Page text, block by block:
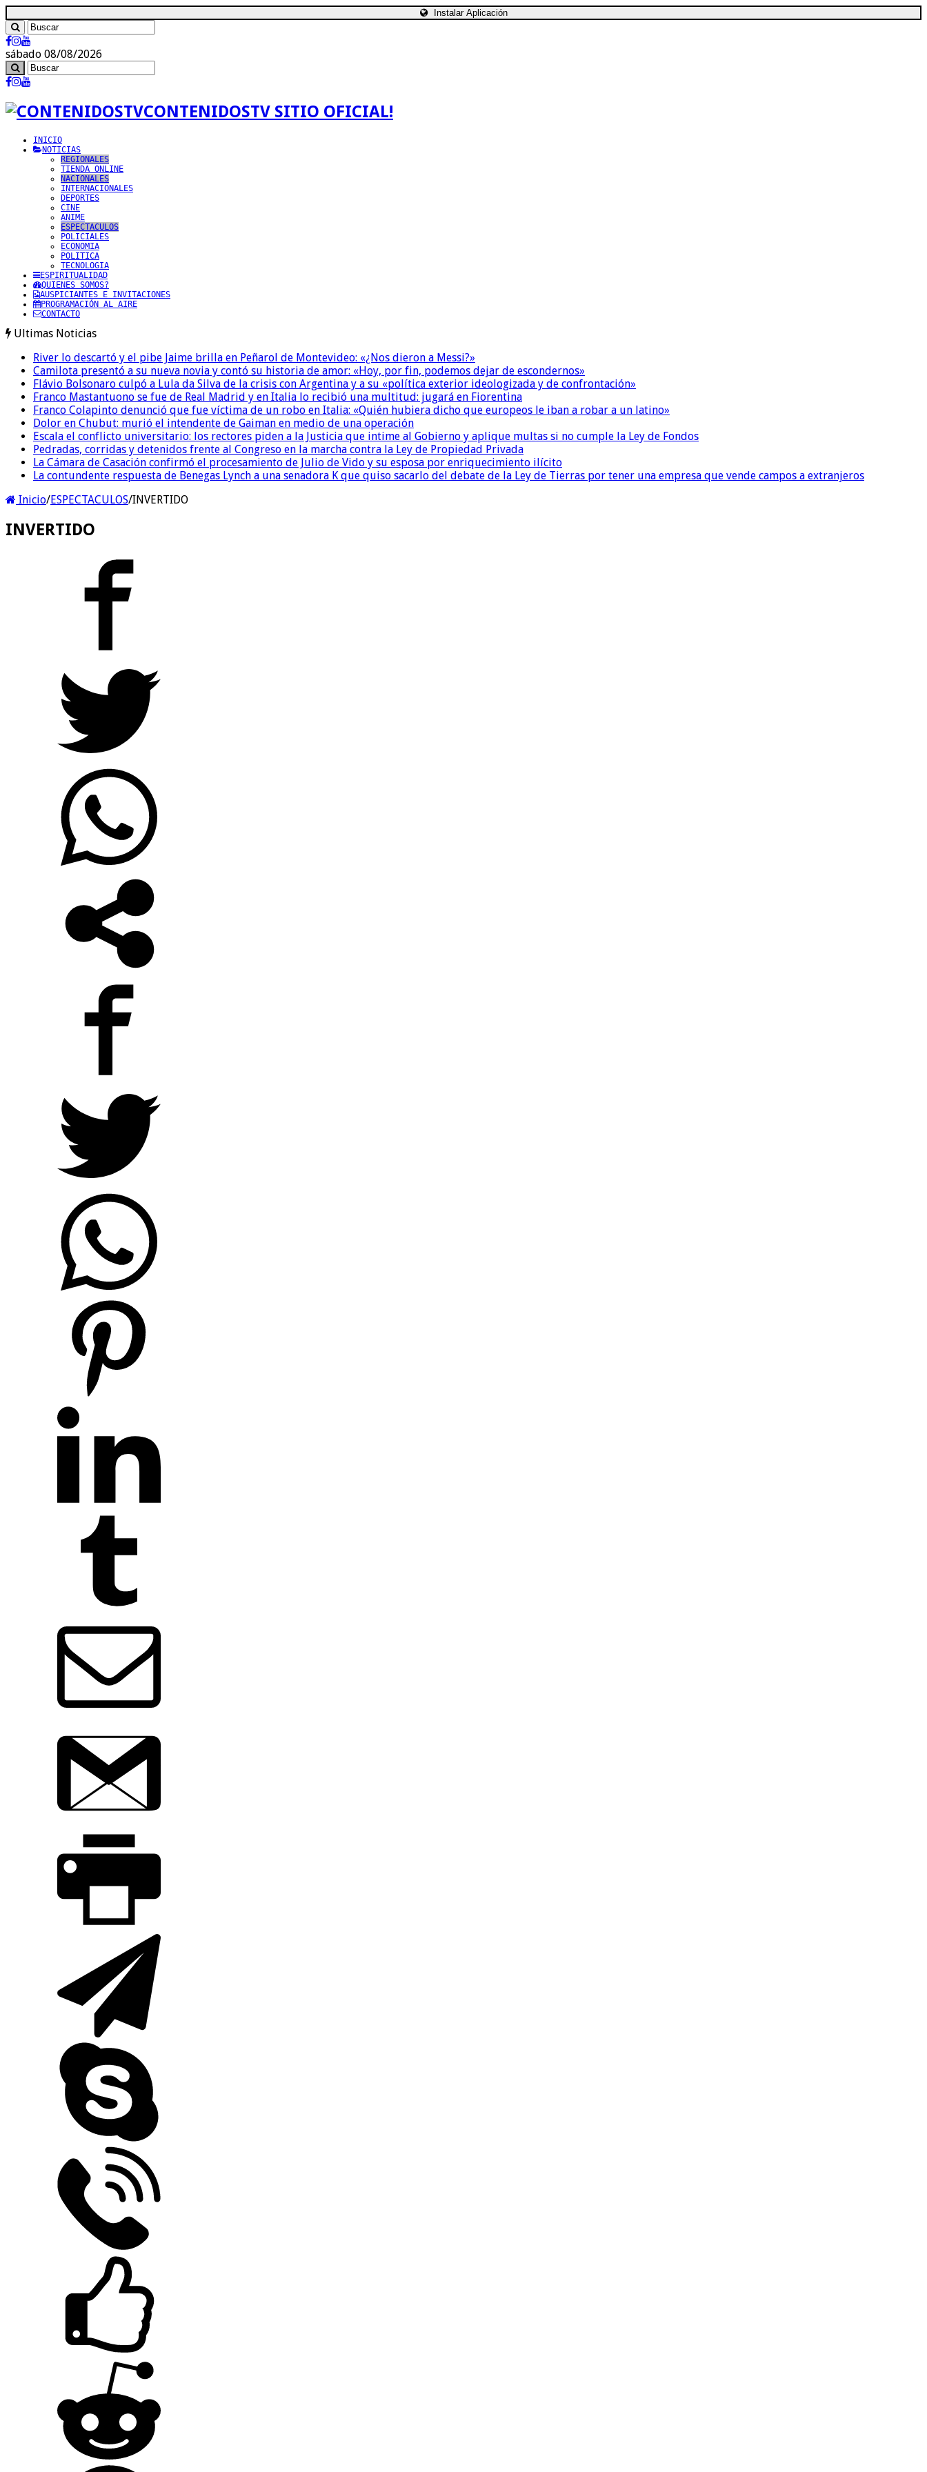
Instalar Aplicación
sábado 08/08/2026
CONTENIDOSTV SITIO OFICIAL!
INICIO
NOTICIAS
REGIONALES
TIENDA ONLINE
NACIONALES
INTERNACIONALES
DEPORTES
CINE
ANIME
ESPECTACULOS
POLICIALES
ECONOMIA
POLITICA
TECNOLOGIA
ESPIRITUALIDAD
QUIENES SOMOS?
AUSPICIANTES E INVITACIONES
PROGRAMACIÓN AL AIRE
CONTACTO
Ultimas Noticias
River lo descartó y el pibe Jaime brilla en Peñarol de Montevideo: «¿Nos dieron a Messi?»
Camilota presentó a su nueva novia y contó su historia de amor: «Hoy, por fin, podemos dejar de escondernos»
Flávio Bolsonaro culpó a Lula da Silva de la crisis con Argentina y a su «política exterior ideologizada y de confrontación»
Franco Mastantuono se fue de Real Madrid y en Italia lo recibió una multitud: jugará en Fiorentina
Franco Colapinto denunció que fue víctima de un robo en Italia: «Quién hubiera dicho que europeos le iban a robar a un latino»
Dolor en Chubut: murió el intendente de Gaiman en medio de una operación
Escala el conflicto universitario: los rectores piden a la Justicia que intime al Gobierno y aplique multas si no cumple la Ley de Fondos
Pedradas, corridas y detenidos frente al Congreso en la marcha contra la Ley de Propiedad Privada
La Cámara de Casación confirmó el procesamiento de Julio de Vido y su esposa por enriquecimiento ilícito
La contundente respuesta de Benegas Lynch a una senadora K que quiso sacarlo del debate de la Ley de Tierras por tener una empresa que vende campos a extranjeros
Inicio/ESPECTACULOS/INVERTIDO
INVERTIDO